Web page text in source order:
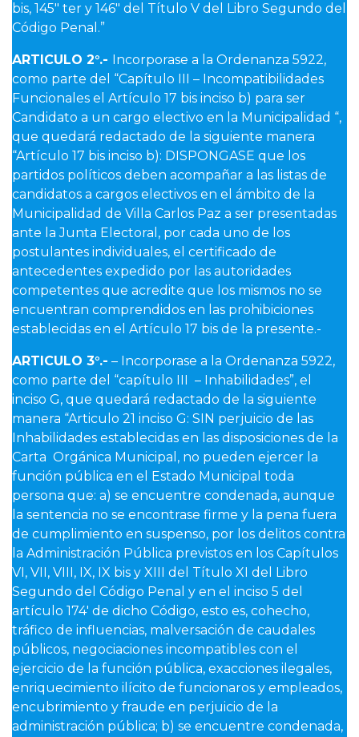
bis, 145″ ter y 146″ del Título V del Libro Segundo del
Código Penal.”
ARTICULO 2°.- Incorporase a la Ordenanza 5922,
como parte del “Capítulo III – Incompatibilidades
Funcionales el Artículo 17 bis inciso b) para ser
Candidato a un cargo electivo en la Municipalidad “,
que quedará redactado de la siguiente manera
“Artículo 17 bis inciso b): DISPONGASE que los
partidos políticos deben acompañar a las listas de
candidatos a cargos electivos en el ámbito de la
Municipalidad de Villa Carlos Paz a ser presentadas
ante la Junta Electoral, por cada uno de los
postulantes individuales, el certificado de
antecedentes expedido por las autoridades
competentes que acredite que los mismos no se
encuentran comprendidos en las prohibiciones
establecidas en el Artículo 17 bis de la presente.-
ARTICULO 3°.- – Incorporase a la Ordenanza 5922,
como parte del “capítulo III – Inhabilidades”, el
inciso G, que quedará redactado de la siguiente
manera “Articulo 21 inciso G: SIN perjuicio de las
Inhabilidades establecidas en las disposiciones de la
Carta Orgánica Municipal, no pueden ejercer la
función pública en el Estado Municipal toda
persona que: a) se encuentre condenada, aunque
la sentencia no se encontrase firme y la pena fuera
de cumplimiento en suspenso, por los delitos contra
la Administración Pública previstos en los Capítulos
VI, VII, VIII, IX, IX bis y XIII del Título XI del Libro
Segundo del Código Penal y en el inciso 5 del
artículo 174′ de dicho Código, esto es, cohecho,
tráfico de influencias, malversación de caudales
públicos, negociaciones incompatibles con el
ejercicio de la función pública, exacciones ilegales,
enriquecimiento ilícito de funcionaros y empleados,
encubrimiento y fraude en perjuicio de la
administración pública; b) se encuentre condenada,